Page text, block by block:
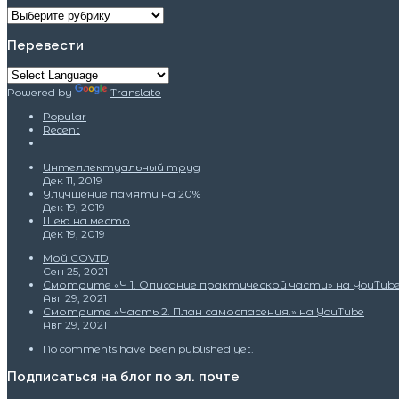
Рубрики
Перевести
Powered by
Translate
Popular
Recent
Интеллектуальный труд
Дек 11, 2019
Улучшение памяти на 20%
Дек 19, 2019
Шею на место
Дек 19, 2019
Мой COVID
Сен 25, 2021
Смотрите «Ч 1. Описание практической части» на
Авг 29, 2021
Смотрите «Часть 2. План самоспасения.» на YouTube
Авг 29, 2021
No comments have been published yet.
Подписаться на блог по эл. почте